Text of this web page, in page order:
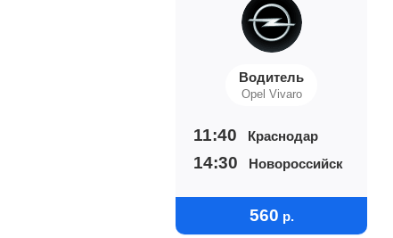
Водитель
Opel Vivaro
11:40 Краснодар
14:30 Новороссийск
560 р.